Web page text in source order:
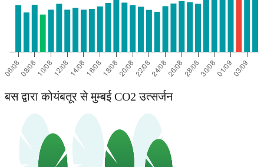
बस द्वारा कोयंबतूर से मुम्बई CO2 उत्सर्जन